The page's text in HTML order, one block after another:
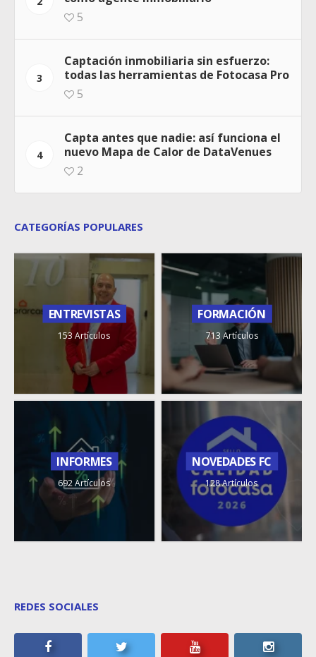
5
3
Captación inmobiliaria sin esfuerzo:
todas las herramientas de Fotocasa Pro
5
4
Capta antes que nadie: así funciona el
nuevo Mapa de Calor de DataVenues
2
CATEGORÍAS POPULARES
ENTREVISTAS
153 Artículos
FORMACIÓN
713 Artículos
INFORMES
692 Artículos
NOVEDADES FC
128 Artículos
REDES SOCIALES